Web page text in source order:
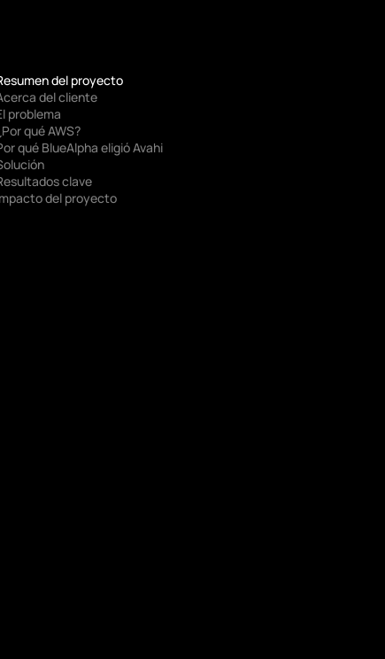
del proyecto
del cliente
problema
qué AWS?
qué BlueAlpha eligió Avahi
clave
del proyecto